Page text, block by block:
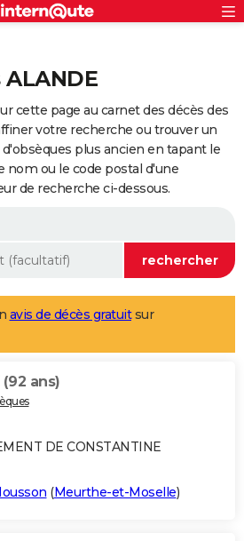
cette page au carnet des décès des
votre recherche ou trouver un
d'obsèques plus ancien en tapant le
nom ou le code postal d'une
de recherche ci-dessous.
avis de décès gratuitsur
(92 ans)
DE CONSTANTINE
(Meurthe-et-Moselle)